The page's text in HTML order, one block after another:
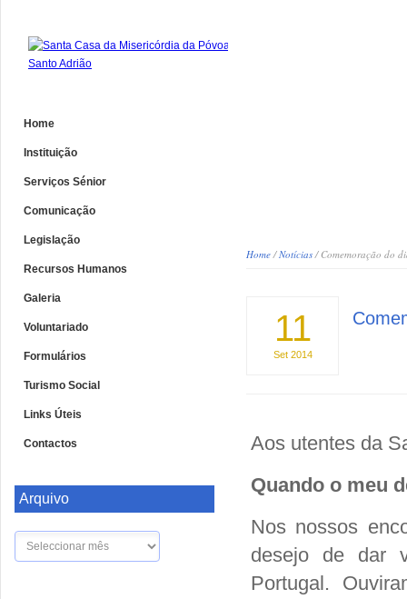
Home
Instituição
Serviços Sénior
Comunicação
Legislação
Recursos Humanos
Galeria
Voluntariado
Formulários
Turismo Social
Links Úteis
Contactos
Arquivo
Arquivo
Home/Notícias/ Comemoração do
11
Set 2014
Aos utentes da
Quando o meu
Nos nossos
desejo de dar
Portugal.